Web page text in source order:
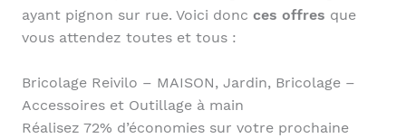
ayant pignon sur rue. Voici donc ces offres que
vous attendez toutes et tous :
Bricolage Reivilo – MAISON, Jardin, Bricolage –
Accessoires et Outillage à main
Réalisez 72% d’économies sur votre prochaine